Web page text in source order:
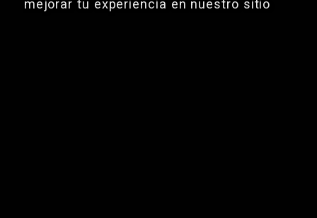
mejorar tu experiencia en nuestro sitio